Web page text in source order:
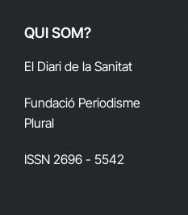
QUI SOM?
El Diari de la Sanitat
Fundació Periodisme
Plural
ISSN 2696 - 5542